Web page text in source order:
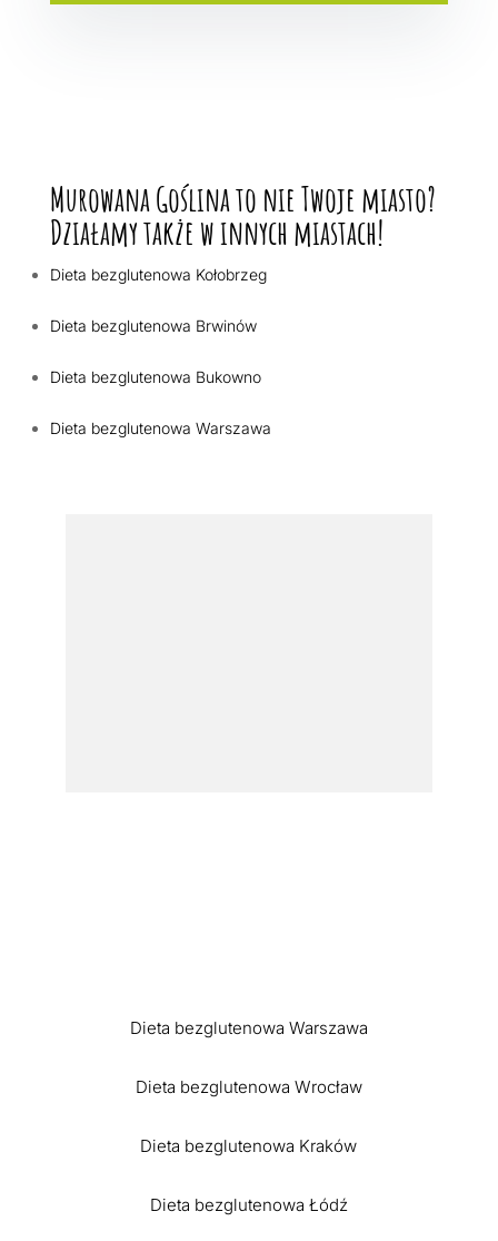
Murowana Goślina to nie Twoje miasto?
Działamy także w innych miastach!
Dieta bezglutenowa Kołobrzeg
Dieta bezglutenowa Brwinów
Dieta bezglutenowa Bukowno
Dieta bezglutenowa Warszawa
Dieta bezglutenowa Warszawa
Dieta bezglutenowa Wrocław
Dieta bezglutenowa Kraków
Dieta bezglutenowa Łódź